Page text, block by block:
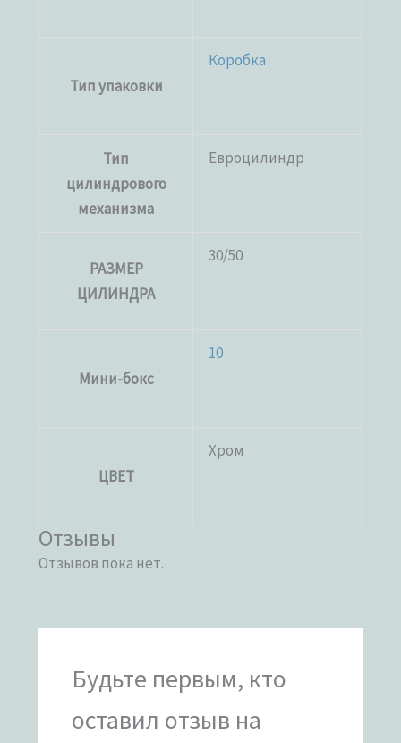
Тип упаковки
Коробка
Тип
цилиндрового
механизма
Евроцилиндр
РАЗМЕР
ЦИЛИНДРА
30/50
Мини-бокс
10
ЦВЕТ
Хром
Отзывы
Отзывов пока нет.
Будьте первым, кто
оставил отзыв на